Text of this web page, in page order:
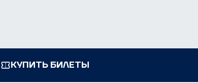
КУПИТЬ БИЛЕТЫ